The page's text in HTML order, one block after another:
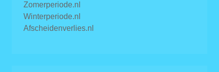
Zomerperiode.nl
Winterperiode.nl
Afscheidenverlies.nl